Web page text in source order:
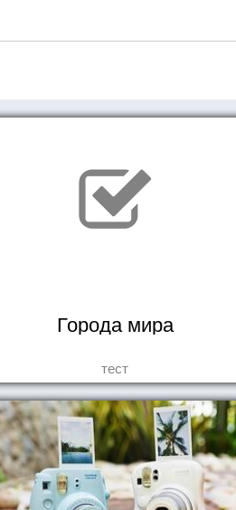
Города мира
тест